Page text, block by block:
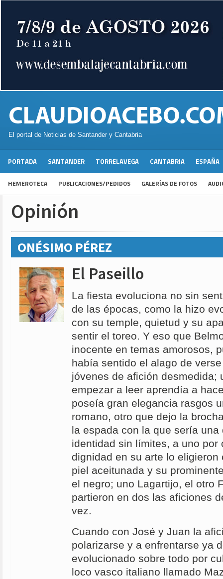
El portal de Noticias de Santander y Cantabria
PORTADA SANTANDER TORRELAVEGA CANTABRIA ESPAÑA
HEMEROTECA PUBLICACIONES/PEDIDOS GALERÍAS DE FOTOS
Opinión
ONÉSIMO PÉREZ
El Paseillo
La fiesta evoluciona no sin
de las épocas, como la hizo
con su temple, quietud y su
sentir el toreo. Y eso que
inocente en temas amorosos,
había sentido el alago de
jóvenes de afición desmedida;
empezar a leer aprendía a
poseía gran elegancia rasgos
romano, otro que dejo la
la espada con la que sería
identidad sin límites, a uno por
dignidad en su arte lo
piel aceitunada y su
el negro; uno Lagartijo, el otro
partieron en dos las aficiones
vez.
Cuando con José y Juan la
polarizarse y a enfrentarse ya
evolucionado sobre todo por
loco vasco italiano llamado